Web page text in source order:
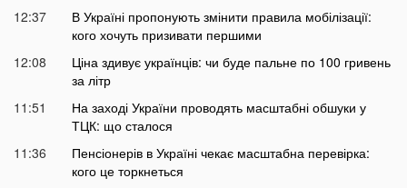
12:37
В Україні пропонують змінити правила мобілізації:
кого хочуть призивати першими
12:08
Ціна здивує українців: чи буде пальне по 100 гривень
за літр
11:51
На заході України проводять масштабні обшуки у
ТЦК: що сталося
11:36
Пенсіонерів в Україні чекає масштабна перевірка:
кого це торкнеться